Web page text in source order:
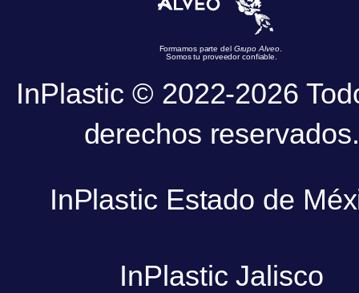
Formamos parte del Grupo Alveo.
Somos tu proveedor confiable.
InPlastic © 2022-2026
derechos reservados.
InPlastic Estado de
InPlastic Jalisco